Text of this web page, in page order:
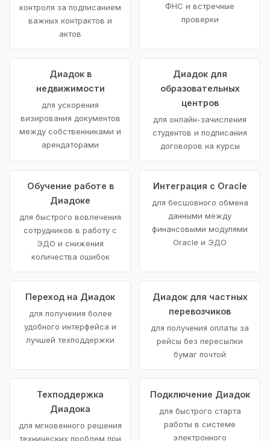
контроля за подписанием
важных контрактов и
актов
ФНС и встречные
проверки
Диадок в
недвижимости
для ускорения
визирования документов
между собственниками и
арендаторами
Диадок для
образовательных
центров
для онлайн-зачисления
студентов и подписания
договоров на курсы
Обучение работе в
Диадоке
для быстрого вовлечения
сотрудников в работу с
ЭДО и снижения
количества ошибок
Интеграция с Oracle
для бесшовного обмена
данными между
финансовыми модулями
Oracle и ЭДО
Переход на Диадок
для получения более
удобного интерфейса и
лучшей техподдержки
Диадок для частных
перевозчиков
для получения оплаты за
рейсы без пересылки
бумаг почтой
Техподдержка
Диадока
для мгновенного решения
технических проблем при
Подключение Диадок
для быстрого старта
работы в системе
электронного